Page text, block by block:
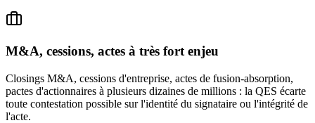
M&A, cessions, actes à très fort enjeu
Closings M&A, cessions d'entreprise, actes de fusion-absorption,
pactes d'actionnaires à plusieurs dizaines de millions : la QES écarte
toute contestation possible sur l'identité du signataire ou l'intégrité de
l'acte.